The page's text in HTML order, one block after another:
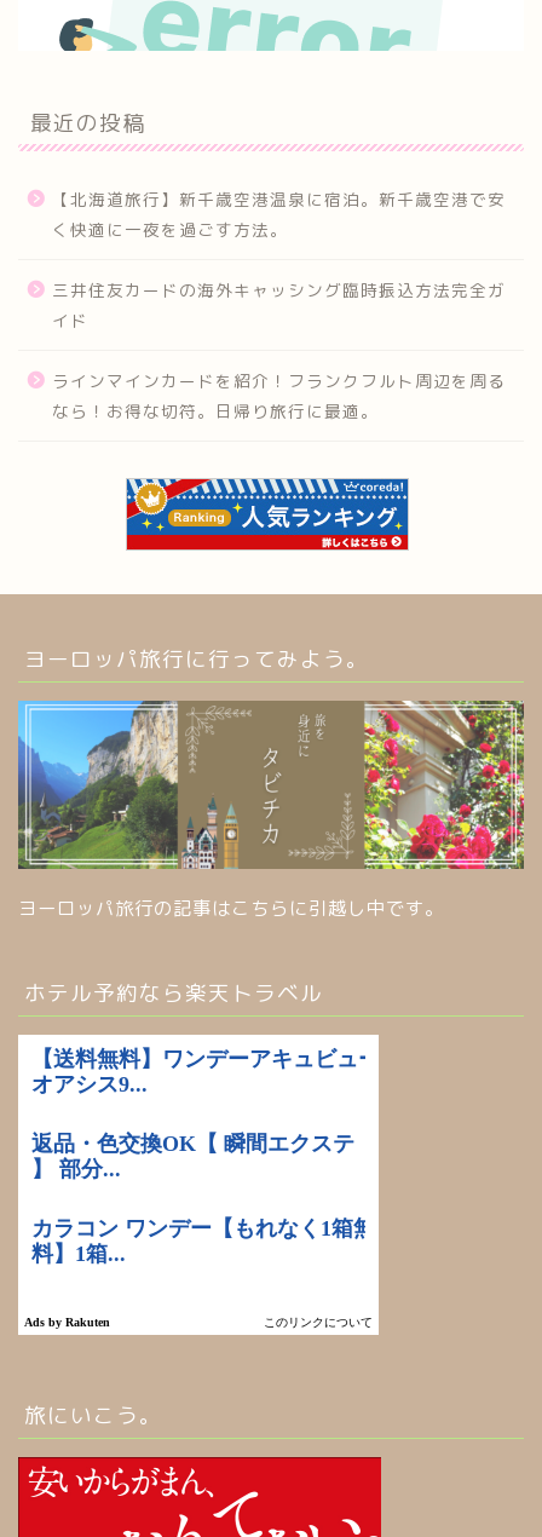
最近の投稿
【北海道旅行】新千歳空港温泉に宿泊。新千歳空港で安
く快適に一夜を過ごす方法。
三井住友カードの海外キャッシング臨時振込方法完全ガ
イド
ラインマインカードを紹介！フランクフルト周辺を周る
なら！お得な切符。日帰り旅行に最適。
ヨーロッパ旅行に行ってみよう。
ヨーロッパ旅行の記事はこちらに引越し中です。
ホテル予約なら楽天トラベル
旅にいこう。
お問い合わせ